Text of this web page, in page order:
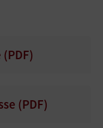
(PDF)
(PDF)